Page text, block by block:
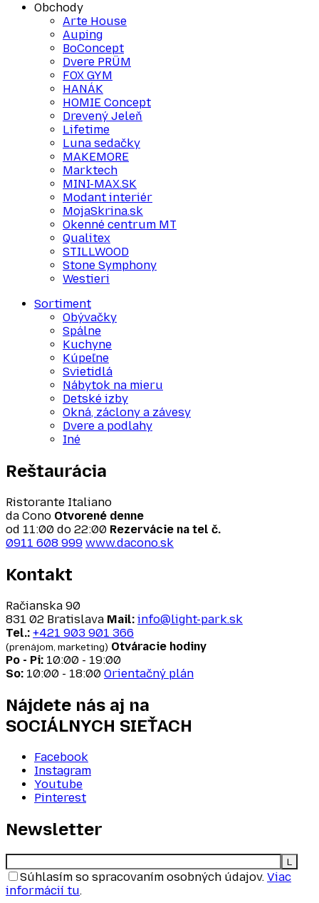
Obchody
Arte House
Auping
BoConcept
Dvere PRÜM
FOX GYM
HANÁK
HOMIE Concept
Drevený Jeleň
Lifetime
Luna sedačky
MAKEMORE
Marktech
MINI-MAX.SK
Modant interiér
MojaSkrina.sk
Okenné centrum MT
Qualitex
STILLWOOD
Stone Symphony
Westieri
Sortiment
Obývačky
Spálne
Kuchyne
Kúpeľne
Svietidlá
Nábytok na mieru
Detské izby
Okná, záclony a závesy
Dvere a podlahy
Iné
Reštaurácia
Ristorante Italiano
da Cono Otvorené denne
od 11:00 do 22:00 Rezervácie na tel č.
0911 608 999 www.dacono.sk
Kontakt
Račianska 90
831 02 Bratislava Mail: info@light-park.sk
Tel.: +421 903 901 366
(prenájom, marketing) Otváracie hodiny
Po - Pi: 10:00 - 19:00
So: 10:00 - 18:00 Orientačný plán
Nájdete nás aj na
SOCIÁLNYCH SIEŤACH
Facebook
Instagram
Youtube
Pinterest
Newsletter
Súhlasím so spracovaním osobných údajov. Viac
informácií tu.